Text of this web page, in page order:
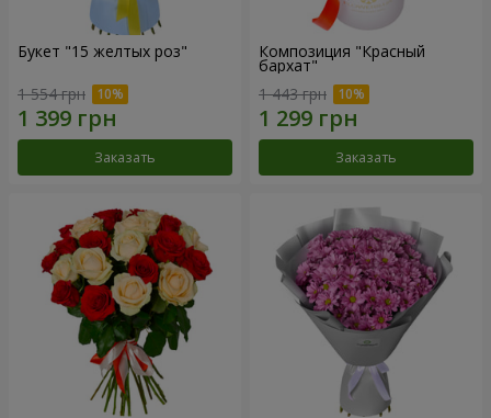
Букет "15 желтых роз"
1 554 грн
Заказать
Композиция "Красный
бархат"
1 443 грн
Заказать